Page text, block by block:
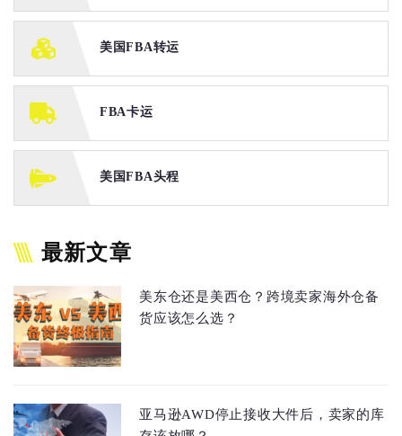
美国FBA转运
FBA卡运
美国FBA头程
最新文章
美东仓还是美西仓？跨境卖家海外仓备
货应该怎么选？
亚马逊AWD停止接收大件后，卖家的库